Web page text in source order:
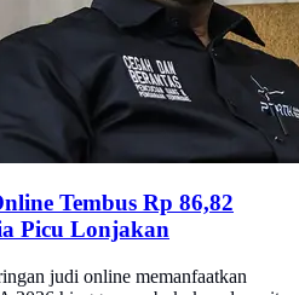
Tembus Rp 86,82
Picu Lonjakan
judi online memanfaatkan